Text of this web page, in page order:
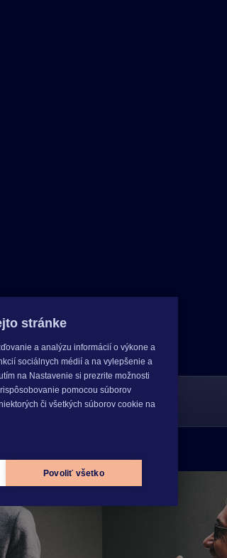
stránke
a analýzu informácií o výkone a
sociálnych médií a na vylepšenie a
na Nastavenie si prezrite možnosti
pomocou súborov
či všetkých súborov cookie na
Povoliť všetko